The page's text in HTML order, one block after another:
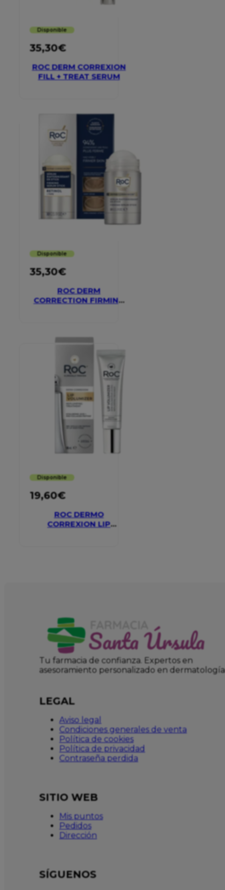
Disponible
35,30€
ROC DERM CORREXION
FILL + TREAT SERUM
Disponible
35,30€
ROC DERM
CORRECTION FIRMING
Disponible
19,60€
ROC DERMO
CORREXION LIP
Tu farmacia de confianza. Expertos en
asesoramiento personalizado en dermatología
LEGAL
Aviso legal
Condiciones generales de venta
Política de cookies
Política de privacidad
Contraseña perdida
SITIO WEB
Mis puntos
Pedidos
Dirección
SÍGUENOS